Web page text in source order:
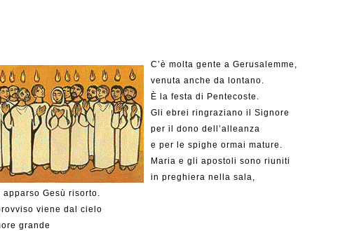
C’è molta gente a Gerusalemme,
venuta anche da lontano.
È la festa di Pentecoste.
Gli ebrei ringraziano il Signore
per il dono dell’alleanza
e per le spighe ormai mature.
Maria e gli apostoli sono riuniti
in preghiera nella sala,
apparso Gesù risorto.
viene dal cielo
grande